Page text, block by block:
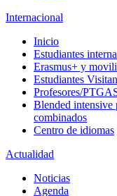
Internacional
Inicio
Estudiantes
Erasmus+ y
Estudiantes
Profesores/
Blended intensive
combinados
Centro de idiomas
Actualidad
Noticias
Agenda